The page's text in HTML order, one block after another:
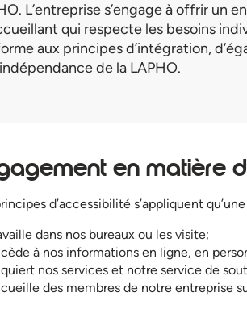
L’entreprise s’engage à offrir un
qui respecte les besoins
aux principes d’intégration,
de la LAPHO.
en matière
d’accessibilité s’appliquent
dans nos bureaux ou les visite;
à nos informations en ligne, en
nos services et notre service de
des membres de notre entreprise